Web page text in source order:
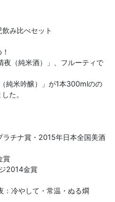
み比べセット
夜（純米酒）」、フルーティで
純米吟醸）」が1本300mlのの
た。
チナ賞・2015年日本全国美酒
賞
2014金賞
：冷やして・常温・ぬる燗